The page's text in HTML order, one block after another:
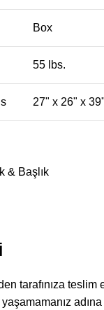
Box
55 lbs.
27" x 26" x 39"
& Başlık
tarafınıza
yaşamamanız